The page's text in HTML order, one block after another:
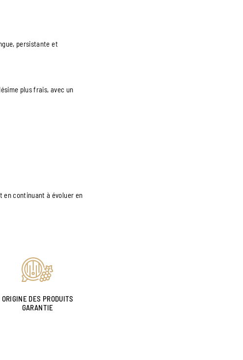
persistante et
plus frais, avec un
en continuant à évoluer en
ORIGINE DES PRODUITS
GARANTIE